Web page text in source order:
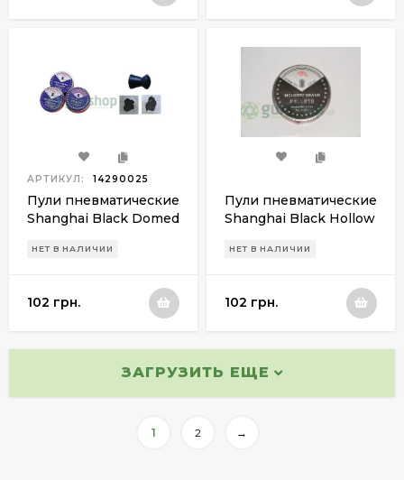
АРТИКУЛ: 14290025
Пули пневматические
Shanghai Black Domed
НЕТ В НАЛИЧИИ
102 грн.
Пули пневматические
Shanghai Black Hollow
НЕТ В НАЛИЧИИ
102 грн.
ЗАГРУЗИТЬ ЕЩЕ
1 2 →